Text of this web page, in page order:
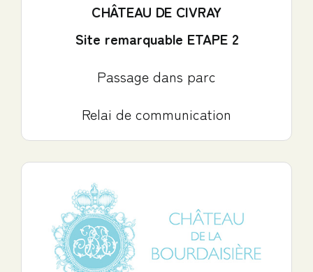
CHÂTEAU DE CIVRAY
Site remarquable ETAPE 2
Passage dans parc
Relai de communication